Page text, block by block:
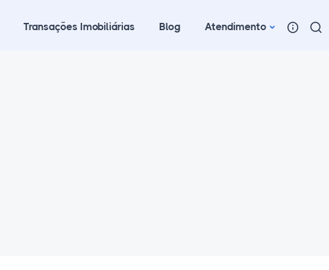
Transações Imobiliárias Blog Atendimento